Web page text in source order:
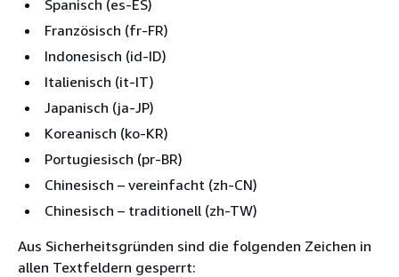
Spanisch (es-ES)
Französisch (fr-FR)
Indonesisch (id-ID)
Italienisch (it-IT)
Japanisch (ja-JP)
Koreanisch (ko-KR)
Portugiesisch (pr-BR)
Chinesisch – vereinfacht (zh-CN)
Chinesisch – traditionell (zh-TW)
Aus Sicherheitsgründen sind die folgenden Zeichen in
allen Textfeldern gesperrt: